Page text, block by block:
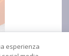
esperienza